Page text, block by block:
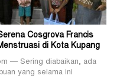
Cosgrova Francis
di Kota Kupang
— Sering diabaikan, ada
yang selama ini